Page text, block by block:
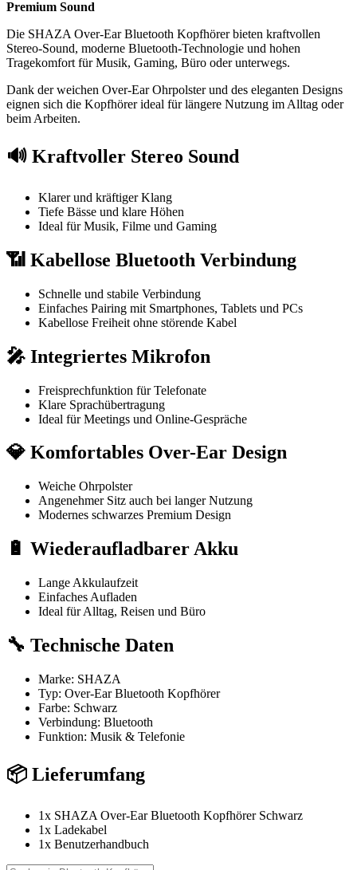
Premium Sound
Die SHAZA Over-Ear Bluetooth Kopfhörer bieten kraftvollen
Stereo-Sound, moderne Bluetooth-Technologie und hohen
Tragekomfort für Musik, Gaming, Büro oder unterwegs.
Dank der weichen Over-Ear Ohrpolster und des eleganten Designs
eignen sich die Kopfhörer ideal für längere Nutzung im Alltag oder
beim Arbeiten.
🔊 Kraftvoller Stereo Sound
Klarer und kräftiger Klang
Tiefe Bässe und klare Höhen
Ideal für Musik, Filme und Gaming
📶 Kabellose Bluetooth Verbindung
Schnelle und stabile Verbindung
Einfaches Pairing mit Smartphones, Tablets und PCs
Kabellose Freiheit ohne störende Kabel
🎤 Integriertes Mikrofon
Freisprechfunktion für Telefonate
Klare Sprachübertragung
Ideal für Meetings und Online-Gespräche
💎 Komfortables Over-Ear Design
Weiche Ohrpolster
Angenehmer Sitz auch bei langer Nutzung
Modernes schwarzes Premium Design
🔋 Wiederaufladbarer Akku
Lange Akkulaufzeit
Einfaches Aufladen
Ideal für Alltag, Reisen und Büro
🔧 Technische Daten
Marke: SHAZA
Typ: Over-Ear Bluetooth Kopfhörer
Farbe: Schwarz
Verbindung: Bluetooth
Funktion: Musik & Telefonie
📦 Lieferumfang
1x SHAZA Over-Ear Bluetooth Kopfhörer Schwarz
1x Ladekabel
1x Benutzerhandbuch